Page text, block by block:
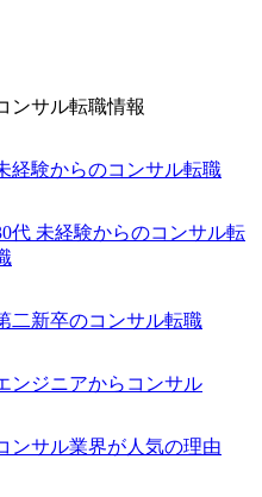
、ファーム経験者の方を
ください。 当日はXspear
料 虎ノ門ヒルズ付近 ※詳
ンサル転職情報
経験からのコンサル転職
代 未経験からのコンサル転
二新卒のコンサル転職
ンジニアからコンサル
ンサル業界が人気の理由